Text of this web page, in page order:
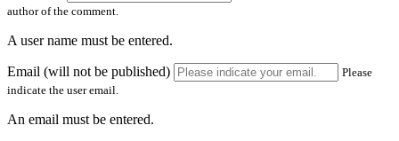
author of the comment.
A user name must be entered.
Email (will not be published)
Please
indicate the user email.
An email must be entered.